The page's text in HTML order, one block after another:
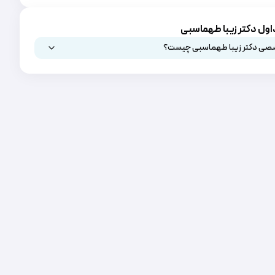
دکتر زیبا طهماسبی
دکتر زیبا طهماسبی چیست؟